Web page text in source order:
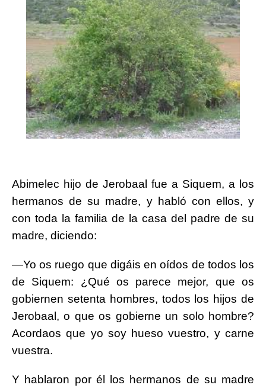
Abimelec hijo de Jerobaal fue a Siquem, a los
hermanos de su madre, y habló con ellos, y
con toda la familia de la casa del padre de su
madre, diciendo:
—Yo os ruego que digáis en oídos de todos los
de Siquem: ¿Qué os parece mejor, que os
gobiernen setenta hombres, todos los hijos de
Jerobaal, o que os gobierne un solo hombre?
Acordaos que yo soy hueso vuestro, y carne
vuestra.
Y hablaron por él los hermanos de su madre